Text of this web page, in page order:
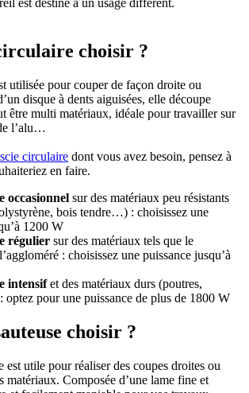
est destiné à un usage différent.
choisir ?
utilisée pour couper de façon droite ou
disque à dents aiguisées, elle découpe
être multi matériaux, idéale pour travailler sur
l’alu…
circulaire dont vous avez besoin, pensez à
en faire.
occasionnel sur des matériaux peu résistants
bois tendre…) : choisissez une
1200 W
régulier sur des matériaux tels que le
: choisissez une puissance jusqu’à
intensifet des matériaux durs (poutres,
pour une puissance de plus de 1800 W
choisir ?
est utile pour réaliser des coupes droites ou
matériaux. Composée d’une lame fine et